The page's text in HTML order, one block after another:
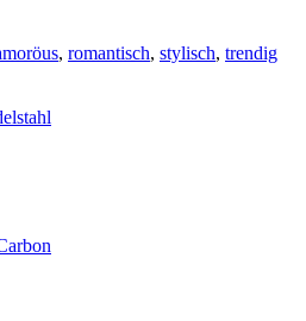
, romantisch, stylisch, trendig